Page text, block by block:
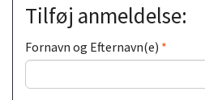
Tilføj anmeldelse:
Fornavn og Efternavn(e)